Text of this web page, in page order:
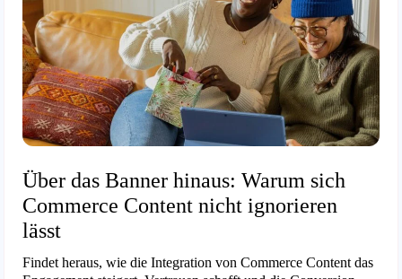
Über das Banner hinaus: Warum sich
Commerce Content nicht ignorieren
lässt
Findet heraus, wie die Integration von Commerce Content das